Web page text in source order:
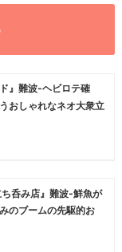
』難波-ヘビロテ確
おしゃれなネオ大衆立
ち呑み店』難波-鮮魚が
のブームの先駆的お